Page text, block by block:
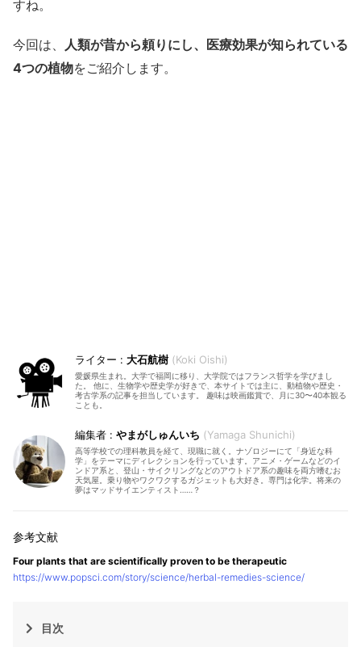
すね。
今回は、
人類が昔から頼りにし、医療効果が知られている
4つの植物をご紹介します。
大石航樹 Koki Oishi
愛媛県生まれ。大学で福岡に移り、大学院ではフランス哲学を学びまし
た。 他に、生物学や歴史学が好きで、本サイトでは主に、動植物や歴史・
考古学系の記事を担当しています。 趣味は映画鑑賞で、月に30〜40本観る
ことも。
やまがしゅんいち Yamaga Shunichi
高等学校での理科教員を経て、現職に就く。ナゾロジーにて「身近な科
学」をテーマにディレクションを行っています。アニメ・ゲームなどのイ
ンドア系と、登山・サイクリングなどのアウトドア系の趣味を両方嗜むお
天気屋。乗り物やワクワクするガジェットも大好き。専門は化学。将来の
夢はマッドサイエンティスト……？
Four plants that are scientifically proven to be therapeutic
https://www.popsci.com/story/science/herbal-remedies-science/
目次